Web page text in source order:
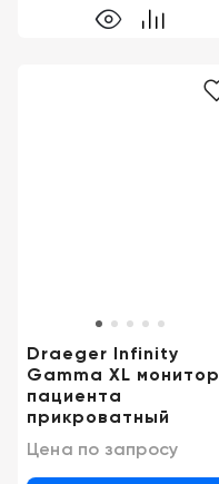
Draeger Infinity
Gamma XL монитор
пациента
прикроватный
Цена по запросу